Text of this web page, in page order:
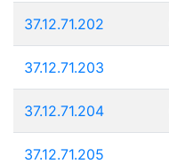
37.12.71.202
37.12.71.203
37.12.71.204
37.12.71.205